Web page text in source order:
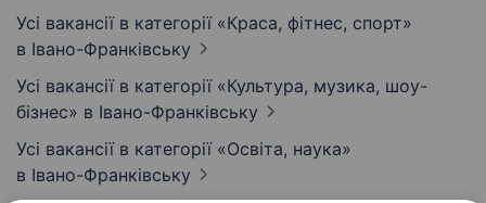
Усі вакансії в категорії «Краса, фітнес, спорт»
в Івано-Франківську
Усі вакансії в категорії «Культура, музика, шоу-
бізнес» в Івано-Франківську
Усі вакансії в категорії «Освіта, наука»
в Івано-Франківську